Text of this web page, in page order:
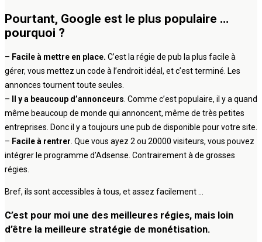
Pourtant, Google est le plus populaire …
pourquoi ?
– Facile à mettre en place. C’est la régie de pub la plus facile à
gérer, vous mettez un code à l’endroit idéal, et c’est terminé. Les
annonces tournent toute seules.
–
Il y a beaucoup d’annonceurs. Comme c’est populaire, il y a quand
même beaucoup de monde qui annoncent, même de très petites
entreprises. Donc il y a toujours une pub de disponible pour votre site.
– Facile à rentrer. Que vous ayez 2 ou 20000 visiteurs, vous pouvez
intégrer le programme d’Adsense. Contrairement à de grosses
régies.
Bref, ils sont accessibles à tous, et assez facilement …
C’est pour moi une des meilleures régies, mais loin
d’être la meilleure stratégie de monétisation.